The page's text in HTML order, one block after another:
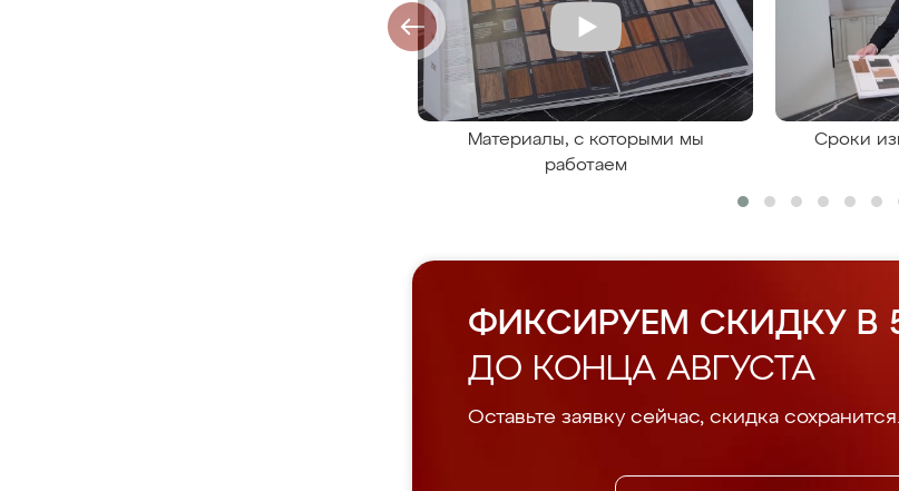
Материалы, с которыми мы
работаем
Сроки
ФИКСИРУЕМ СКИДКУ В
ДО КОНЦА АВГУСТА
Оставьте заявку сейчас, скидка сохранится.